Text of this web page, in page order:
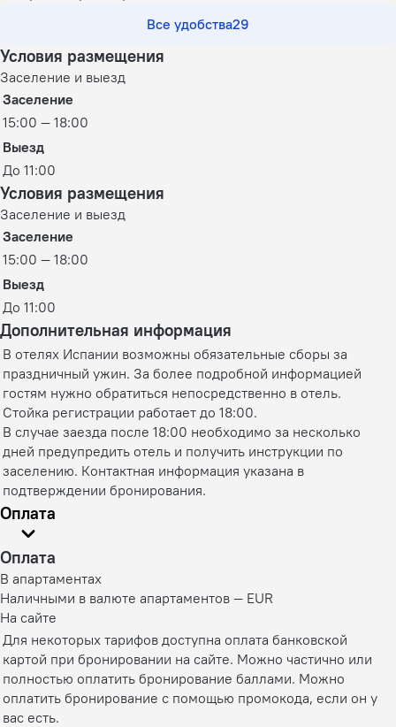
Все удобства29
Условия размещения
Заселение и выезд
Заселение
15:00 — 18:00
Выезд
До 11:00
Условия размещения
Заселение и выезд
Заселение
15:00 — 18:00
Выезд
До 11:00
Дополнительная информация
В отелях Испании возможны обязательные сборы за
праздничный ужин. За более подробной информацией
гостям нужно обратиться непосредственно в отель.
Стойка регистрации работает до 18:00.
В случае заезда после 18:00 необходимо за несколько
дней предупредить отель и получить инструкции по
заселению. Контактная информация указана в
подтверждении бронирования.
Оплата
Оплата
В апартаментах
Наличными в валюте апартаментов — EUR
На сайте
Для некоторых тарифов доступна оплата банковской
картой при бронировании на сайте. Можно частично или
полностью оплатить бронирование баллами. Можно
оплатить бронирование с помощью промокода, если он у
вас есть.